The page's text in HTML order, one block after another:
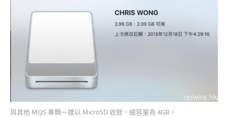
與其他 MQS 專輯一樣以 MicroSD 收錄，總容量為 4GB。